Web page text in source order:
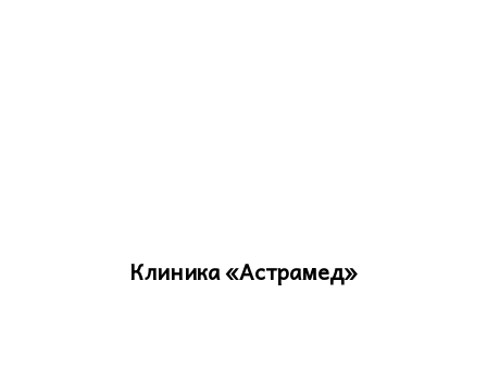
Клиника «Астрамед»